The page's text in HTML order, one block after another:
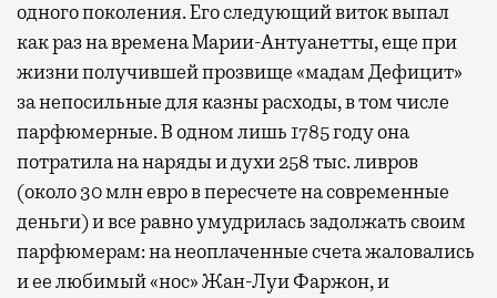
одного поколения. Его следующий виток выпал
как раз на времена Марии-Антуанетты, еще при
жизни получившей прозвище «мадам Дефицит»
за непосильные для казны расходы, в том числе
парфюмерные. В одном лишь 1785 году она
потратила на наряды и духи 258 тыс. ливров
(около 30 млн евро в пересчете на современные
деньги) и все равно умудрилась задолжать своим
парфюмерам: на неоплаченные счета жаловались
и ее любимый «нос» Жан-Луи Фаржон, и